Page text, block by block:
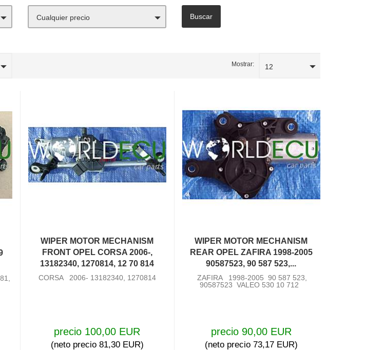
Cualquier precio
Mostrar: 12
WIPER MOTOR MECHANISM
FRONT OPEL CORSA 2006-,
13182340, 1270814, 12 70 814
CORSA 2006- 13182340, 1270814
precio 100,00 EUR
(neto precio 81,30 EUR)
WIPER MOTOR MECHANISM
REAR OPEL ZAFIRA 1998-2005
90587523, 90 587 523,...
ZAFIRA 1998-2005 90 587 523,
90587523 VALEO 530 10 712
precio 90,00 EUR
(neto precio 73,17 EUR)